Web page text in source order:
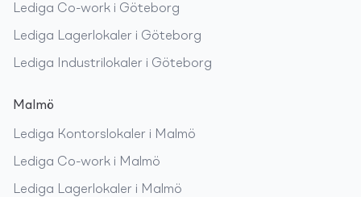
Lediga Co-work i Göteborg
Lediga Lagerlokaler i Göteborg
Lediga Industrilokaler i Göteborg
Malmö
Lediga Kontorslokaler i Malmö
Lediga Co-work i Malmö
Lediga Lagerlokaler i Malmö